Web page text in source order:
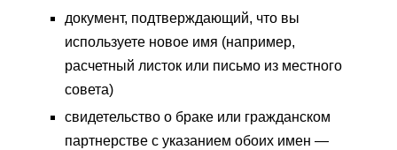
документ, подтверждающий, что вы
используете новое имя (например,
расчетный листок или письмо из местного
совета)
свидетельство о браке или гражданском
партнерстве с указанием обоих имен —